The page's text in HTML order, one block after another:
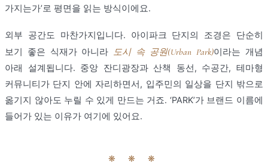
가지는가’로 평면을 읽는 방식이에요.
외부 공간도 마찬가지입니다. 아이파크 단지의 조경은 단순히
보기 좋은 식재가 아니라 도시 속 공원(Urban Park)이라는 개념
아래 설계됩니다. 중앙 잔디광장과 산책 동선, 수공간, 테마형
커뮤니티가 단지 안에 자리하면서, 입주민의 일상을 단지 밖으로
옮기지 않아도 누릴 수 있게 만드는 거죠. ‘PARK’가 브랜드 이름에
들어가 있는 이유가 여기에 있어요.
❋ ❋ ❋